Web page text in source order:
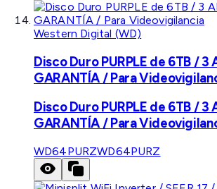
Western Digital (WD)
Disco Duro PURPLE de 6TB / 3
GARANTÍA / Para
Disco Duro PURPLE de 6TB / 3
GARANTÍA / Para
WD64PURZWD64PURZ